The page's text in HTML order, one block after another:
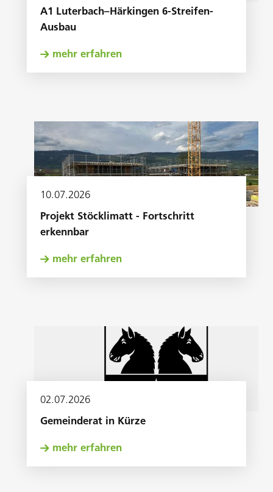
A1 Luterbach–Härkingen 6-Streifen-
Ausbau
mehr erfahren
10.07.2026
Projekt Stöcklimatt - Fortschritt
erkennbar
mehr erfahren
02.07.2026
Gemeinderat in Kürze
mehr erfahren